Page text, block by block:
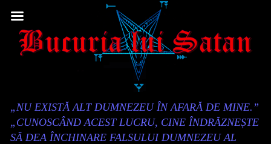
to
Content
Header
„NU EXISTĂ ALT DUMNEZEU ÎN AFARĂ DE MINE.”
„CUNOSCÂND ACEST LUCRU, CINE ÎNDRĂZNEȘTE
SĂ DEA ÎNCHINARE FALSULUI DUMNEZEU AL